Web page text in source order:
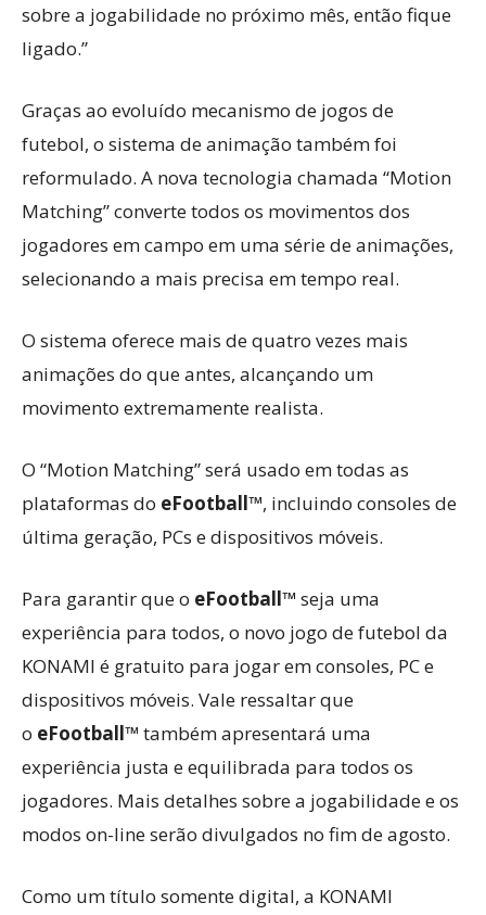
sobre a jogabilidade no próximo mês, então fique
ligado.”
Graças ao evoluído mecanismo de jogos de
futebol, o sistema de animação também foi
reformulado. A nova tecnologia chamada “Motion
Matching” converte todos os movimentos dos
jogadores em campo em uma série de animações,
selecionando a mais precisa em tempo real.
O sistema oferece mais de quatro vezes mais
animações do que antes, alcançando um
movimento extremamente realista.
O “Motion Matching” será usado em todas as
plataformas do eFootball™, incluindo consoles de
última geração, PCs e dispositivos móveis.
Para garantir que o eFootball™ seja uma
experiência para todos, o novo jogo de futebol da
KONAMI é gratuito para jogar em consoles, PC e
dispositivos móveis. Vale ressaltar que
o eFootball™ também apresentará uma
experiência justa e equilibrada para todos os
jogadores. Mais detalhes sobre a jogabilidade e os
modos on-line serão divulgados no fim de agosto.
Como um título somente digital, a KONAMI